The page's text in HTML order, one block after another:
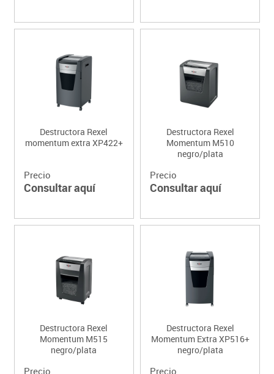
Destructora Rexel
momentum extra XP422+
Precio
Consultar aquí
Destructora Rexel
Momentum M510
negro/plata
Precio
Consultar aquí
Destructora Rexel
Momentum M515
negro/plata
Precio
Destructora Rexel
Momentum Extra XP516+
negro/plata
Precio